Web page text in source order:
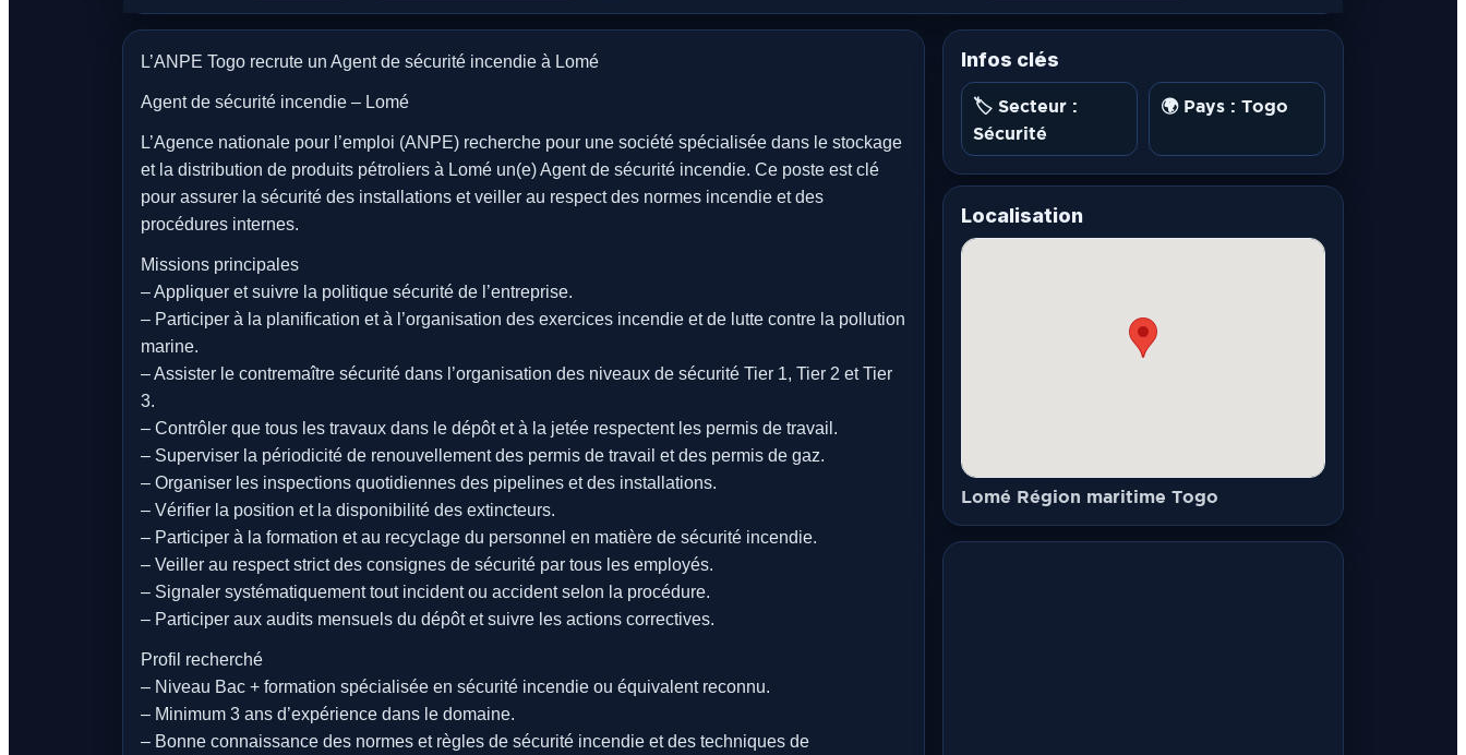
L’ANPE Togo recrute un Agent de sécurité incendie à Lomé
Agent de sécurité incendie – Lomé
L’Agence nationale pour l’emploi (ANPE) recherche pour une société spécialisée dans le stockage
et la distribution de produits pétroliers à Lomé un(e) Agent de sécurité incendie. Ce poste est clé
pour assurer la sécurité des installations et veiller au respect des normes incendie et des
procédures internes.
Missions principales
– Appliquer et suivre la politique sécurité de l’entreprise.
– Participer à la planification et à l’organisation des exercices incendie et de lutte contre la pollution
marine.
– Assister le contremaître sécurité dans l’organisation des niveaux de sécurité Tier 1, Tier 2 et Tier
3.
– Contrôler que tous les travaux dans le dépôt et à la jetée respectent les permis de travail.
– Superviser la périodicité de renouvellement des permis de travail et des permis de gaz.
– Organiser les inspections quotidiennes des pipelines et des installations.
– Vérifier la position et la disponibilité des extincteurs.
– Participer à la formation et au recyclage du personnel en matière de sécurité incendie.
– Veiller au respect strict des consignes de sécurité par tous les employés.
– Signaler systématiquement tout incident ou accident selon la procédure.
– Participer aux audits mensuels du dépôt et suivre les actions correctives.
Profil recherché
– Niveau Bac + formation spécialisée en sécurité incendie ou équivalent reconnu.
– Minimum 3 ans d’expérience dans le domaine.
– Bonne connaissance des normes et règles de sécurité incendie et des techniques de
Infos clés
🏷️ Secteur :
Sécurité
🌍 Pays : Togo
Localisation
Lomé Région maritime Togo